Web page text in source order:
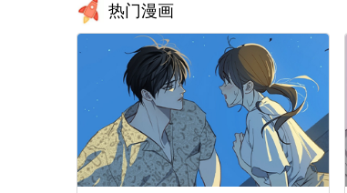
热门漫画